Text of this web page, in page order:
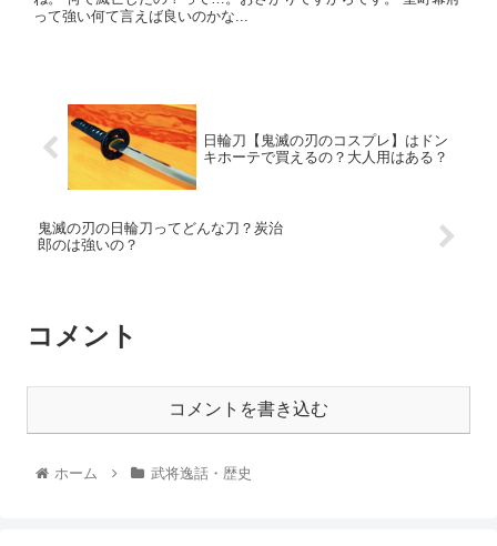
って強い何て言えば良いのかな...
日輪刀【鬼滅の刃のコスプレ】はドン
キホーテで買えるの？大人用はある？
鬼滅の刃の日輪刀ってどんな刀？炭治
郎のは強いの？
コメント
コメントを書き込む
ホーム 武将逸話・歴史